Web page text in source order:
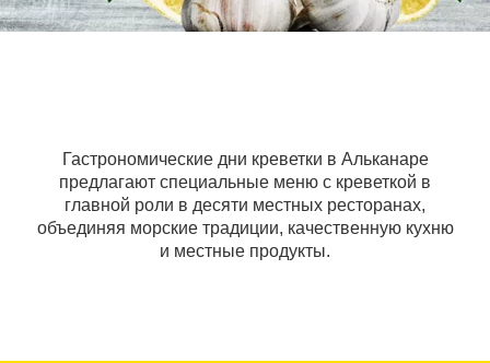
Гастрономические дни креветки в Альканаре
предлагают специальные меню с креветкой в
главной роли в десяти местных ресторанах,
объединяя морские традиции, качественную кухню
и местные продукты.